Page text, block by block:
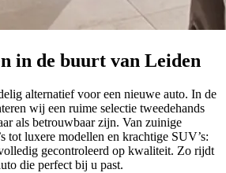
in de buurt van Leiden
alternatief voor een nieuwe auto. In de
wij een ruime selectie tweedehands
als betrouwbaar zijn. Van zuinige
tot luxere modellen en krachtige SUV’s:
gecontroleerd op kwaliteit. Zo rijdt
die perfect bij u past.